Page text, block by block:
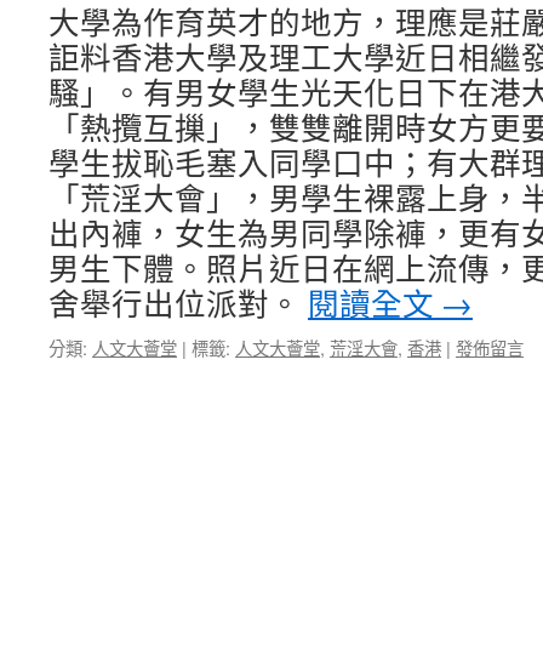
大學為作育英才的地方，理應是莊
詎料香港大學及理工大學近日相繼
騷」。有男女學生光天化日下在港
「熱攬互摷」，雙雙離開時女方更
學生拔恥毛塞入同學口中；有大群
「荒淫大會」，男學生裸露上身，
出內褲，女生為男同學除褲，更有
男生下體。照片近日在網上流傳，
舍舉行出位派對。 閱讀全文 →
分類: 人文大薈堂 | 標籤: 人文大薈堂, 荒淫大會, 香港 | 發佈留言